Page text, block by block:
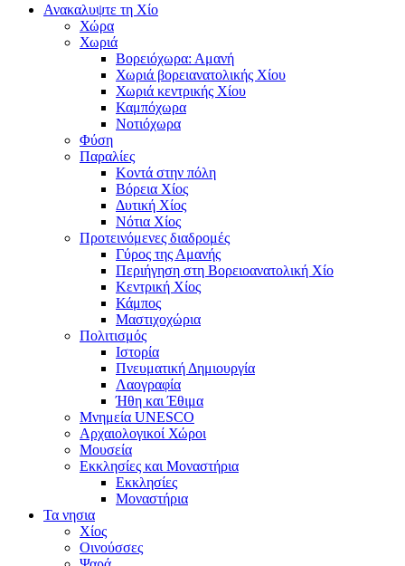
Ανακαλυψτε τη Χίο
Χώρα
Χωριά
Βορειόχωρα: Αμανή
Χωριά βορειανατολικής Χίου
Χωριά κεντρικής Χίου
Καμπόχωρα
Νοτιόχωρα
Φύση
Παραλίες
Κοντά στην πόλη
Βόρεια Χίος
Δυτική Χίος
Νότια Χίος
Προτεινόμενες διαδρομές
Γύρος της Αμανής
Περιήγηση στη Βορειοανατολική Χίο
Κεντρική Χίος
Κάμπος
Μαστιχοχώρια
Πολιτισμός
Ιστορία
Πνευματική Δημιουργία
Λαογραφία
Ήθη και Έθιμα
Μνημεία UNESCO
Αρχαιολογικοί Χώροι
Μουσεία
Εκκλησίες και Μοναστήρια
Εκκλησίες
Μοναστήρια
Τα νησια
Χίος
Οινούσσες